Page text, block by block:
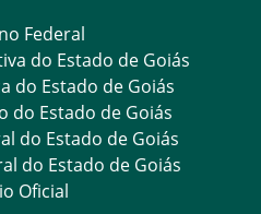
Federal
do Estado de Goiás
do Estado de Goiás
do Estado de Goiás
do Estado de Goiás
do Estado de Goiás
Oficial